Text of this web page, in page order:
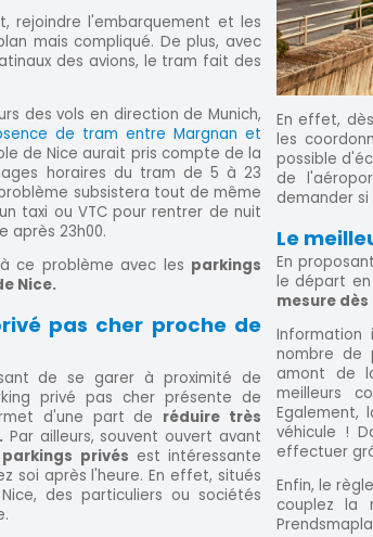
rejoindre l'embarquement et les
mais compliqué. De plus, avec
des avions, le tram fait des
des vols en direction de Munich,
de tram entre Margnan et
de Nice aurait pris compte de la
horaires du tram de 5 à 23
subsistera tout de même
taxi ou VTC pour rentrer de nuit
après 23h00.
ce problème avec les parkings
Nice.
pas cher proche de
de se garer à proximité de
privé pas cher présente de
d'une part de réduire très
Par ailleurs, souvent ouvert avant
privés est intéressante
soi après l'heure. En effet, situés
des particuliers ou sociétés
En effet,
les
possible
de
demander
Le
En
le départ
mesure
nombre de
amont de
meilleurs
Egalement,
véhicule !
effectuer
Enfin, le
couplez la